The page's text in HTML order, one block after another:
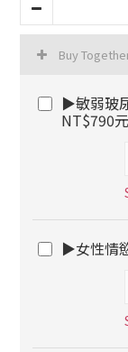
Buy
▶敏弱玻
NT$790元
▶女性情